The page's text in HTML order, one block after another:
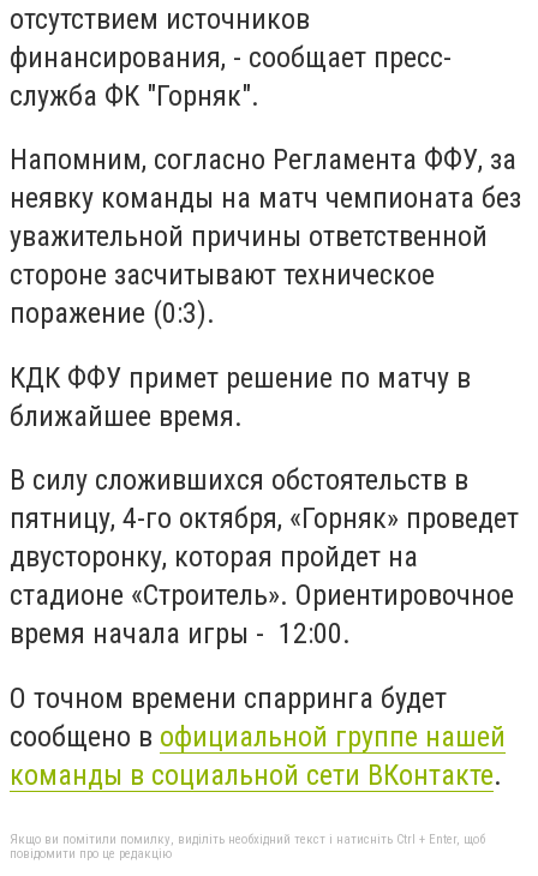
отсутствием источников
финансирования, - сообщает пресс-
служба ФК "Горняк".
Напомним, согласно Регламента ФФУ, за
неявку команды на матч чемпионата без
уважительной причины ответственной
стороне засчитывают техническое
поражение (0:3).
КДК ФФУ примет решение по матчу в
ближайшее время.
В силу сложившихся обстоятельств в
пятницу, 4-го октября, «Горняк» проведет
двусторонку, которая пройдет на
стадионе «Строитель». Ориентировочное
время начала игры - 12:00.
О точном времени спарринга будет
сообщено в официальной группе нашей
команды в социальной сети ВКонтакте.
Якщо ви помітили помилку, виділіть необхідний текст і натисніть Ctrl + Enter, щоб
повідомити про це редакцію